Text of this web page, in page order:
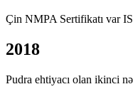
Çin NMPA Sertifikatı var
2018
Pudra ehtiyacı olan ikinci